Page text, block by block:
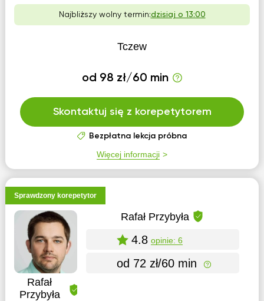
Najbliższy wolny termin:dzisiaj o 13:00
Tczew
od 98 zł/60 min
Skontaktuj się z korepetytorem
Bezpłatna lekcja próbna
Więcej informacji
Sprawdzony korepetytor
Rafał
Przybyła
Rafał Przybyła
4.8 opinie: 6
od 72 zł/60 min